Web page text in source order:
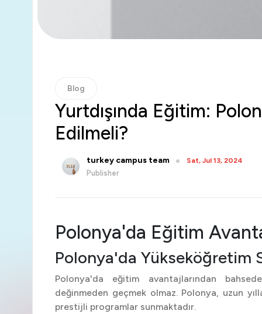
Blog
Yurtdışında Eğitim:
Edilmeli?
turkey campus team Sat, Jul 13, 2024
Publisher
Polonya'da Eğitim
Polonya'da Yükseköğretim
Polonya'da eğitim avantajlarından
değinmeden geçmek olmaz. Polonya, uzun
prestijli programlar sunmaktadır.